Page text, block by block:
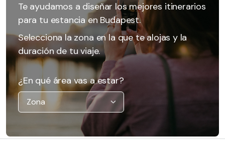
Te ayudamos a diseñar los mejores itinerarios
para tu estancia en Budapest.
Selecciona la zona en la que te alojas y la
duración de tu viaje.
¿En qué área vas a estar?